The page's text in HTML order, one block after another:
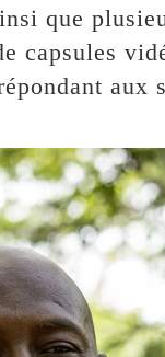
que
capsules
aux